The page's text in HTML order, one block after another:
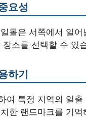
요성
몰은 서쪽에서 일
소를 선택할 수 있
하기
여 특정 지역의 일
한 랜드마크를 기